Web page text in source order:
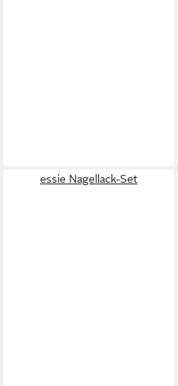
essie Nagellack-Set